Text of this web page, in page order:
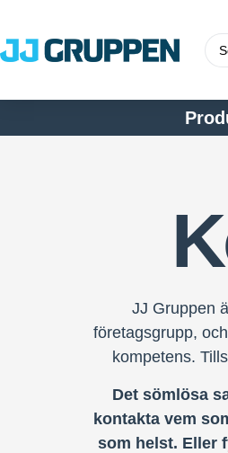
JJ Gruppen
företagsgrupp,
kompetens.
Det sömlösa
kontakta vem
som helst. Eller